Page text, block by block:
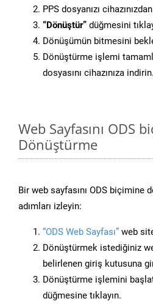
PPS dosyanızı
“Dönüştür” düğmesini
Dönüşümün bitmesini
Dönüştürme işlemi
dosyasını cihazınıza indirin.
Web Sayfasını ODS
Dönüştürme
Bir web sayfasını ODS biçimine
adımları izleyin:
“ODS Web Sayfası” web
Dönüştürmek istediğiniz
belirlenen giriş kutusuna
Dönüştürme işlemini
düğmesine tıklayın.